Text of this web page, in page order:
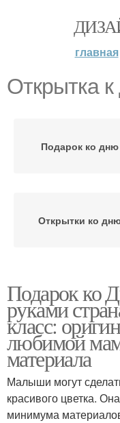
главная
Открытка
Подарок ко дню
Открытки ко
Подарок ко
руками
класс:
любимой
материала
Малыши могут
красивого цветка.
минимума